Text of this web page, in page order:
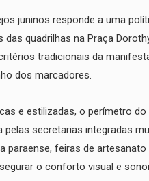
juninos responde a uma
quadrilhas na Praça
tradicionais da
dos marcadores.
e estilizadas, o perímetro
secretarias integradas
paraense, feiras de
o conforto visual e